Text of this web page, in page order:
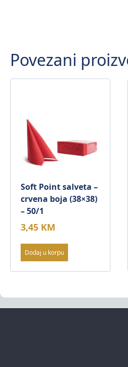
Povezani
Soft Point salveta –
crvena boja (38×38)
– 50/1
3,45 KM
Dodaj u korpu